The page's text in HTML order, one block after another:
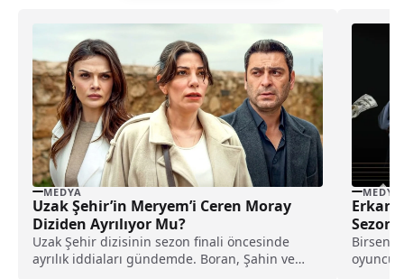
MEDYA
Uzak Şehir’in Meryem’i Ceren Moray
Diziden Ayrılıyor Mu?
Uzak Şehir dizisinin sezon finali öncesinde
ayrılık iddiaları gündemde. Boran, Şahin ve
MEDYA
Erkan
Birsen
oyuncu